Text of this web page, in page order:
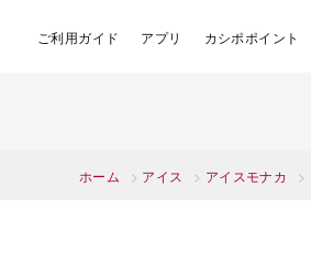
ご利用ガイド アプリ カシポポイント
ホーム > アイス > アイスモナカ >